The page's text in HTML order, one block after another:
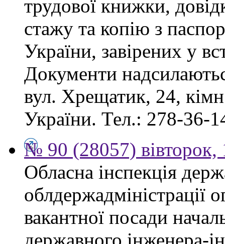
трудової книжки,
стажу та копію з
України, завірених у
Документи
вул. Хрещатик, 24,
України. Тел.: 278-36-
№ 90 (28057) вівторок,
Обласна інспекція
облдержадміністрації
вакантної посади
державного інженера-